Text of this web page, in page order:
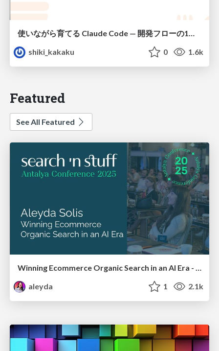
使いながら育てる Claude Code — 開発フローの1コマンド化 × 繰り返し指摘の自動仕組み化
shiki_kakaku
0 1.6k
Featured
See All Featured
Winning Ecommerce Organic Search in an AI Era - #searchnstuff2025
aleyda
1 2.1k